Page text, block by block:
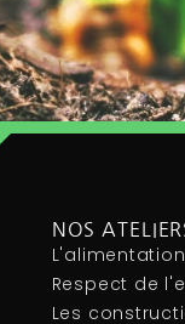
NOS
Respect de
Les